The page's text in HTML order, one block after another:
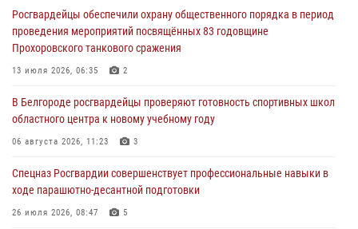
06 августа 2026, 12:05 3
В Белгороде росгвардейцы проверяют готовность спортивных школ
областного центра к новому учебному году
Росгвардия обеспечила общественную безопасность празднования
83-й годовщины освобождения г. Белгорода от немецко -
06 августа 2026, 06:54 3
Офицеры Росгвардии и ветераны войск правопорядка почтили
Росгвардейцы обеспечили охрану общественного порядка в период
проведения мероприятий посвящённых 83 годовщине
Прохоровского танкового сражения
13 июля 2026, 06:35 2
В Белгороде росгвардейцы проверяют готовность спортивных школ
областного центра к новому учебному году
06 августа 2026, 11:23 3
Спецназ Росгвардии совершенствует профессиональные навыки в
ходе парашютно-десантной подготовки
26 июля 2026, 08:47 5